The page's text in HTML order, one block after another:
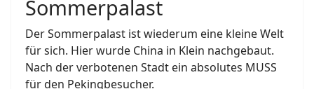
Sommerpalast
Der Sommerpalast ist wiederum eine kleine Welt
für sich. Hier wurde China in Klein nachgebaut.
Nach der verbotenen Stadt ein absolutes MUSS
für den Pekingbesucher.